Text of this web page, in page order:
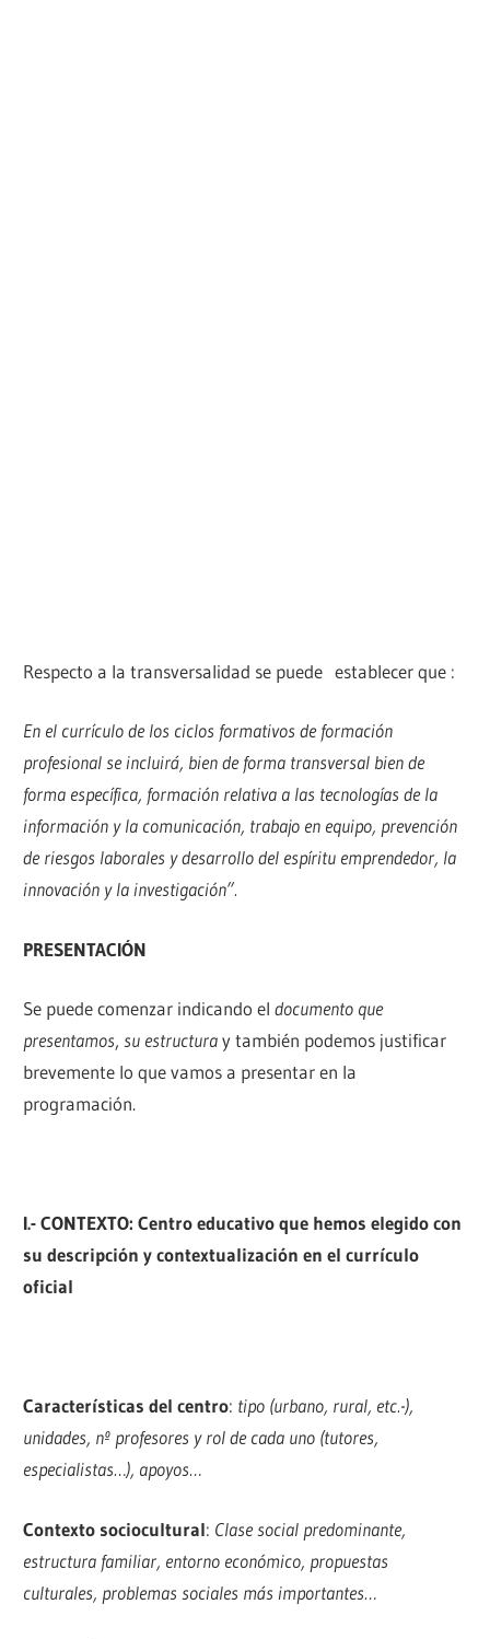
Respecto a la transversalidad se puede establecer que :
En el currículo de los ciclos formativos de formación
profesional se incluirá, bien de forma transversal bien de
forma específica, formación relativa a las tecnologías de la
información y la comunicación, trabajo en equipo, prevención
de riesgos laborales y desarrollo del espíritu emprendedor, la
innovación y la investigación”.
PRESENTACIÓN
Se puede comenzar indicando eldocumento que
presentamos, su estructuray también podemos justificar
brevemente lo que vamos a presentar en la
programación.
I.- CONTEXTO: Centro educativo que hemos elegido con
su descripción y contextualización en el currículo
oficial
Características del centro: tipo (urbano, rural, etc.-),
unidades, nº profesores y rol de cada uno (tutores,
especialistas…), apoyos…
Contexto sociocultural: Clase social predominante,
estructura familiar, entorno económico, propuestas
culturales, problemas sociales más importantes…